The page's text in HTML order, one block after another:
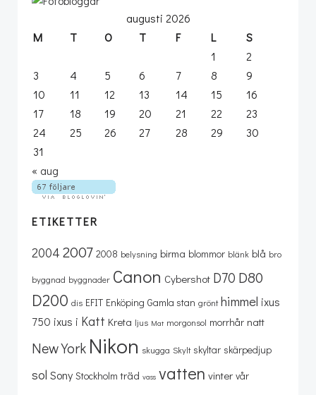
augusti 2026
M
T O T F L
S
1
2
3
4 5 6 7 8
9
10
11 12 13 14 15
16
17
18 19 20 21 22
23
24
25 26 27 28 29
30
31
« aug
ETIKETTER
2004 2007 2008 belysning birma blommor blänk blå bro
byggnad byggnader Canon Cybershot D70 D80
D200 dis EFIT Enköping Gamla stan grönt himmel ixus
750 ixus i Katt Kreta ljus Mat morgonsol morrhår natt
New York Nikon skugga Skylt skyltar skärpedjup
sol Sony Stockholm träd vass vatten vinter vår